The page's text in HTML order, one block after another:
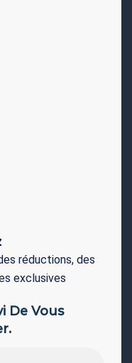
réductions, des
exclusives
De Vous